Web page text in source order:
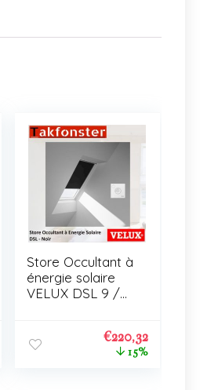
Store Occultant à
énergie solaire
VELUX DSL 9 /
€220,32
15%